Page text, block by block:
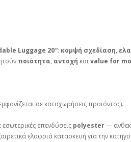
Luggage 20″: κομψή σχεδίαση,
ποιότητα, αντοχή καιvalue for
σε καταχωρήσεις προϊόντος).
εσωτερικές επενδύσεις polyester—
ελαφριά κατασκευή για την